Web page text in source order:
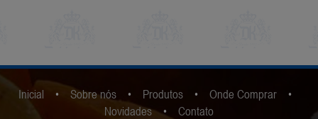
Inicial • Sobre nós• Produtos• Onde Comprar•
Novidades• Contato